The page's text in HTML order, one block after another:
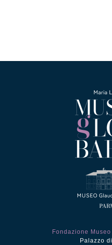
Fondazione
Palazzo